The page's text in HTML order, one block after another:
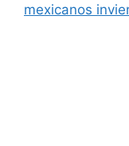
mexicanos